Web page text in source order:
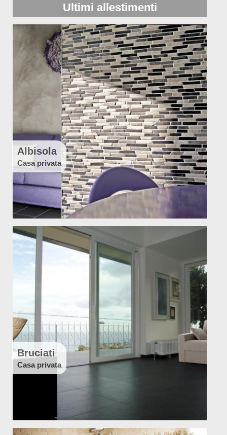
Ultimi allestimenti
Albisola
Casa privata
Bruciati
Casa privata